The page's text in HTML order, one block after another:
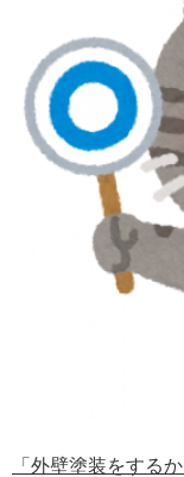
「外壁塗装をする